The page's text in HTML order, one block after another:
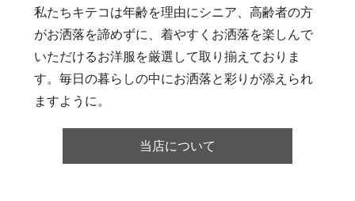
私たちキテコは年齢を理由にシニア、高齢者の方
がお洒落を諦めずに、着やすくお洒落を楽しんで
いただけるお洋服を厳選して取り揃えておりま
す。毎日の暮らしの中にお洒落と彩りが添えられ
ますように。
当店について